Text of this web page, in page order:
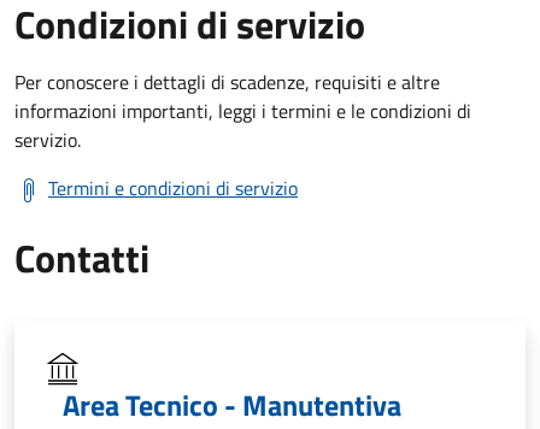
Condizioni di servizio
Per conoscere i dettagli di scadenze, requisiti e altre
informazioni importanti, leggi i termini e le condizioni di
servizio.
Termini e condizioni di servizio
Contatti
Area Tecnico - Manutentiva